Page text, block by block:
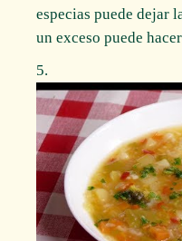
especias puede dejar
un exceso puede